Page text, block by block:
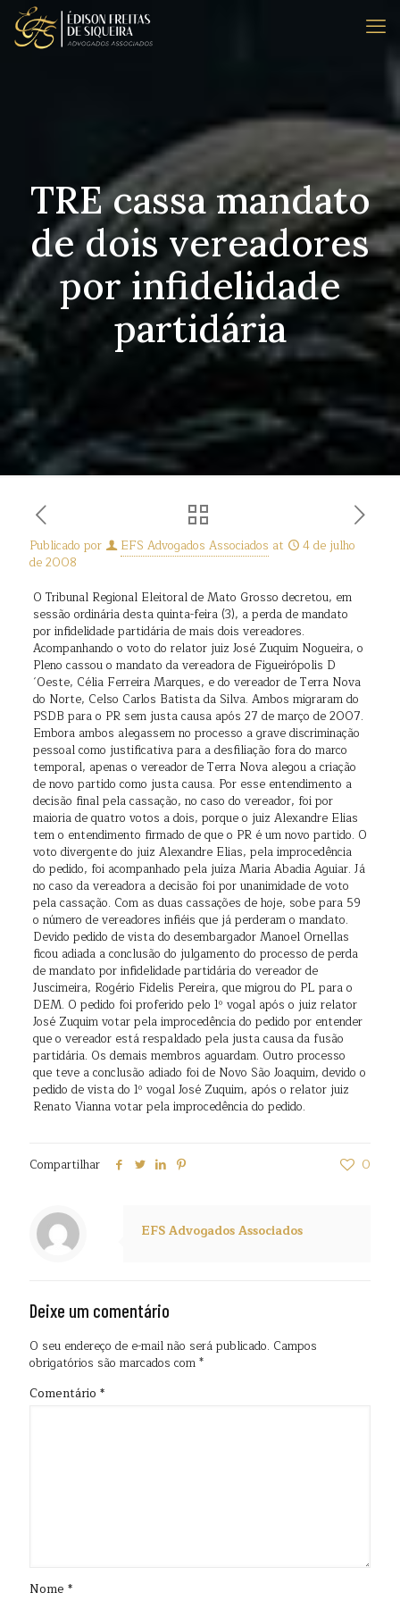
TRE cassa mandato
de dois vereadores
por infidelidade
partidária
Publicado por EFS Advogados Associados at
4 de julho
de 2008
O Tribunal Regional Eleitoral de Mato Grosso decretou, em
sessão ordinária desta quinta-feira (3), a perda de mandato
por infidelidade partidária de mais dois vereadores.
Acompanhando o voto do relator juiz José Zuquim Nogueira, o
Pleno cassou o mandato da vereadora de Figueirópolis D
´Oeste, Célia Ferreira Marques, e do vereador de Terra Nova
do Norte, Celso Carlos Batista da Silva. Ambos migraram do
PSDB para o PR sem justa causa após 27 de março de 2007.
Embora ambos alegassem no processo a grave discriminação
pessoal como justificativa para a desfiliação fora do marco
temporal, apenas o vereador de Terra Nova alegou a criação
de novo partido como justa causa. Por esse entendimento a
decisão final pela cassação, no caso do vereador, foi por
maioria de quatro votos a dois, porque o juiz Alexandre Elias
tem o entendimento firmado de que o PR é um novo partido. O
voto divergente do juiz Alexandre Elias, pela improcedência
do pedido, foi acompanhado pela juíza Maria Abadia Aguiar. Já
no caso da vereadora a decisão foi por unanimidade de voto
pela cassação. Com as duas cassações de hoje, sobe para 59
o número de vereadores infiéis que já perderam o mandato.
Devido pedido de vista do desembargador Manoel Ornellas
ficou adiada a conclusão do julgamento do processo de perda
de mandato por infidelidade partidária do vereador de
Juscimeira, Rogério Fidelis Pereira, que migrou do PL para o
DEM. O pedido foi proferido pelo 1º vogal após o juiz relator
José Zuquim votar pela improcedência do pedido por entender
que o vereador está respaldado pela justa causa da fusão
partidária. Os demais membros aguardam. Outro processo
que teve a conclusão adiado foi de Novo São Joaquim, devido o
pedido de vista do 1º vogal José Zuquim, após o relator juiz
Renato Vianna votar pela improcedência do pedido.
Compartilhar 0
EFS Advogados Associados
Deixe um comentário
O seu endereço de e-mail não será publicado. Campos
obrigatórios são marcados com*
Comentário *
Nome *